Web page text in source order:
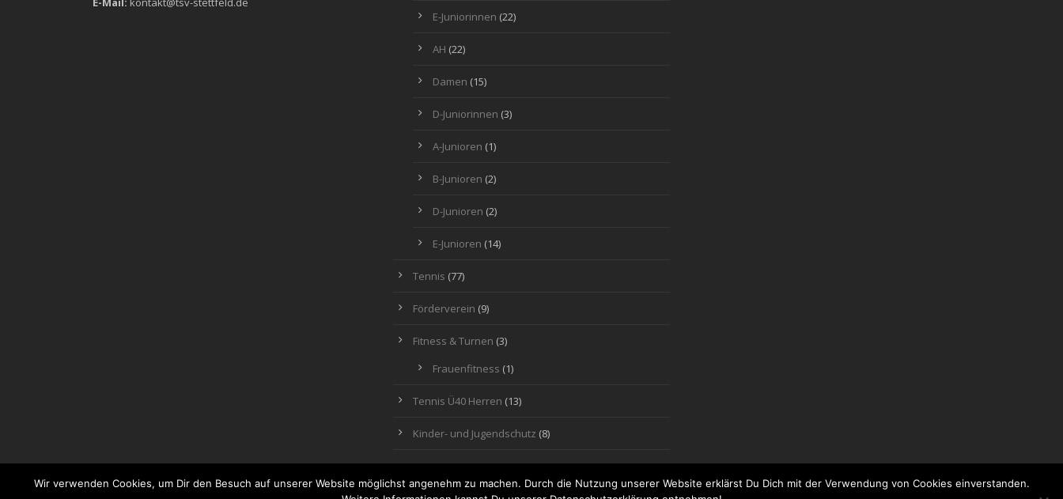
E-Juniorinnen (22)
AH (22)
Damen (15)
D-Juniorinnen (3)
A-Junioren (1)
B-Junioren (2)
D-Junioren (2)
E-Junioren (14)
Tennis (77)
Förderverein (9)
Fitness & Turnen (3)
Frauenfitness (1)
Tennis Ü40 Herren (13)
Kinder- und Jugendschutz (8)
Wir verwenden Cookies, um Dir den Besuch auf unserer Website möglichst angenehm zu machen. Durch die Nutzung unserer Website erklärst Du Dich mit der Verwendung von Cookies einverstanden.